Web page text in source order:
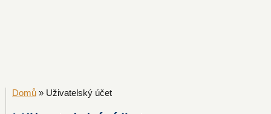
Domů » Uživatelský účet